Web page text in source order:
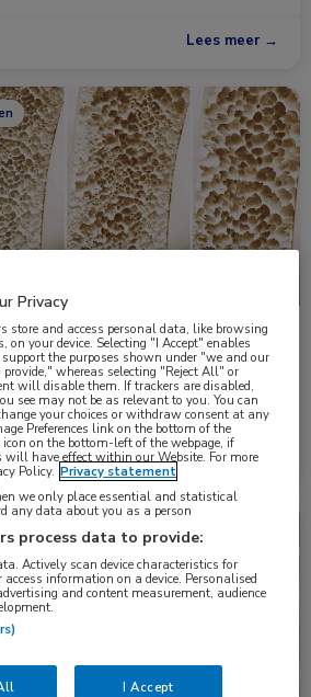
Lees meer →
bij langwerkend cabotegravir
had pre-expositieprofylaxe (PrEP) met
(CAB …
Lees meer →
Privacy
store and access personal data, like browsing
on your device. Selecting "I Accept" enables
the purposes shown under "we and our
whereas selecting "Reject All" or
will disable them. If trackers are disabled,
see may not be as relevant to you. You can
your choices or withdraw consent at any
Preferences link on the bottom of the
on the bottom-left of the webpage, if
will have effect within our Website. For more
Policy. Privacy statement
we only place essential and statistical
any data about you as a person
process data to provide:
Actively scan device characteristics for
information on a device. Personalised
and content measurement, audience
I Accept